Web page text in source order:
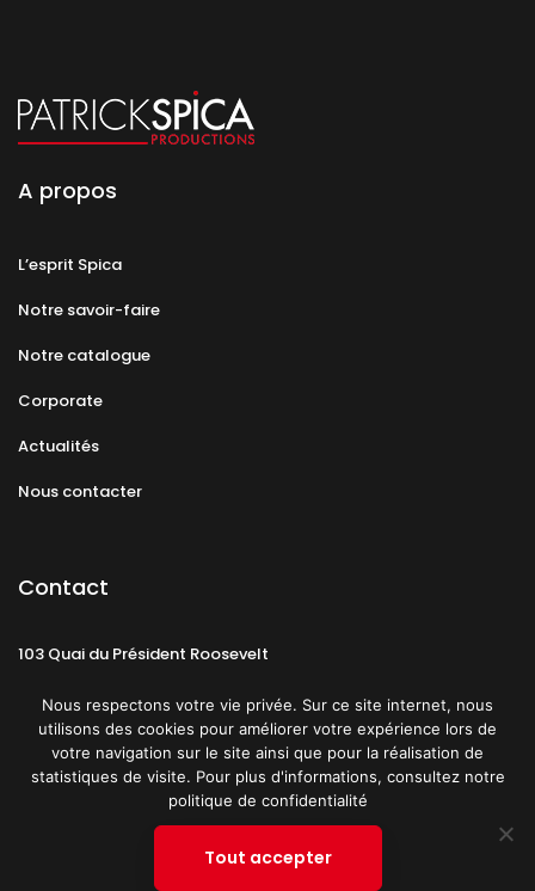
A propos
L’esprit Spica
Notre savoir-faire
Notre catalogue
Corporate
Actualités
Nous contacter
Contact
103 Quai du Président Roosevelt
CGU
Nous respectons votre vie privée. Sur ce site internet, nous
utilisons des cookies pour améliorer votre expérience lors de
votre navigation sur le site ainsi que pour la réalisation de
statistiques de visite. Pour plus d'informations, consultez notre
politique de confidentialité
Tout accepter